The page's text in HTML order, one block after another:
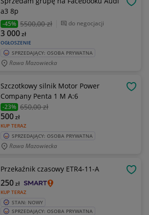
a3 8p
-45% 5500,00 zł do negocjacji
OGŁOSZENIE
3 000zł
SPRZEDAJĄCY: OSOBA PRYWATNA
Rawa Mazowiecka
Szczotkowy silnik Motor Power
Company Penta 1 M A:6
-23% 650,00 zł
KUP TERAZ
500zł
SPRZEDAJĄCY: OSOBA PRYWATNA
Rawa Mazowiecka
Przekaźnik czasowy ETR4-11-A
KUP TERAZ
250zł
STAN: NOWY
SPRZEDAJĄCY: OSOBA PRYWATNA